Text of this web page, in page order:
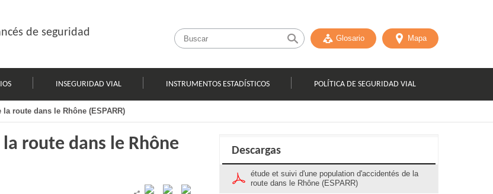
de seguridad
Glosario Mapa
INSEGURIDAD VIAL INSTRUMENTOS ESTADÍSTICOS POLÍTICA DE SEGURIDAD VIAL
route dans le Rhône (ESPARR)
route dans le Rhône
Descargas
étude et suivi d'une population d'accidentés de la
route dans le Rhône (ESPARR)